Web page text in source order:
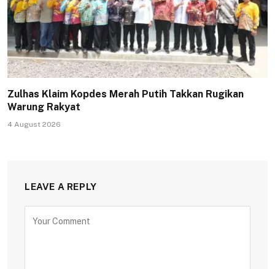
Zulhas Klaim Kopdes Merah Putih Takkan Rugikan
Warung Rakyat
4 August 2026
LEAVE A REPLY